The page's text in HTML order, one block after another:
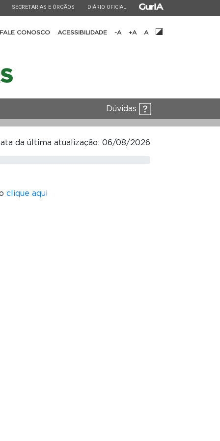
ESTADO
SECRETARIAS E ÓRGÃOS ESTADO
DIÁRIO OFICIAL ESTADO
FALE CONOSCO ACESSIBILIDADE -A +A A
Dúvidas
da última atualização: 06/08/2026
clique aqui